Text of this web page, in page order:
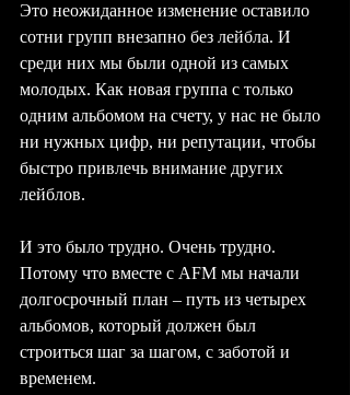
Это неожиданное изменение оставило
сотни групп внезапно без лейбла. И
среди них мы были одной из самых
молодых. Как новая группа с только
одним альбомом на счету, у нас не было
ни нужных цифр, ни репутации, чтобы
быстро привлечь внимание других
лейблов.
И это было трудно. Очень трудно.
Потому что вместе с AFM мы начали
долгосрочный план – путь из четырех
альбомов, который должен был
строиться шаг за шагом, с заботой и
временем.